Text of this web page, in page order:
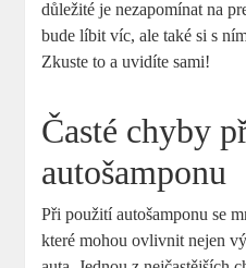
důležité je nezapomínat na
bude líbit víc, ale také si s
Zkuste to a uvidíte sami!
Časté chyby
autošamponu
Při použití autošamponu se
které mohou ovlivnit nejen